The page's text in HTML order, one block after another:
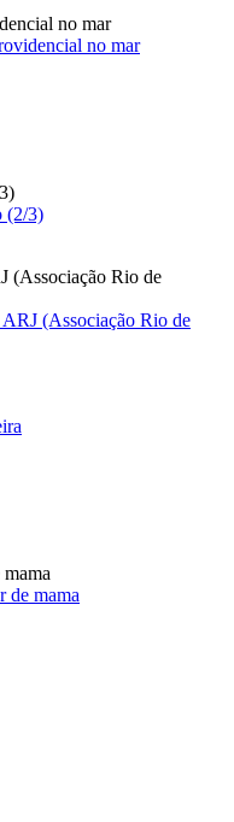
no mar
(2/3)
(Associação Rio de
de mama